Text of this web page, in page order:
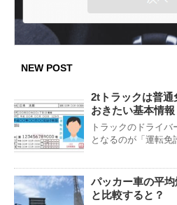
NEW POST
2tトラックは普通
おきたい基本情報
トラックのドライ
となるのが「運転免
パッカー車の平
と比較すると？